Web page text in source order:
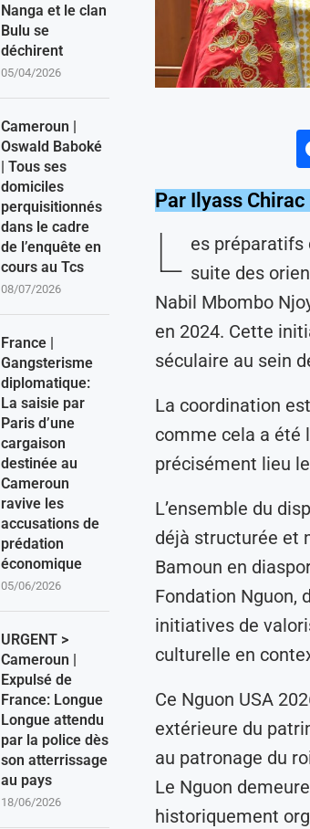
Par Ilyass
L es préparatifs
suite des
Nabil Mbombo
en 2024. Cette
séculaire au sein
La coordination
comme cela a été
précisément lieu
L’ensemble du
déjà structurée et
Bamoun en
Fondation Nguon,
initiatives de
culturelle en
Ce Nguon USA
extérieure du
au patronage du
Le Nguon
historiquement
Nanga et le clan
Bulu se
déchirent
05/04/2026
Cameroun |
Oswald Baboké
| Tous ses
domiciles
perquisitionnés
dans le cadre
de l’enquête en
cours au Tcs
08/07/2026
France |
Gangsterisme
diplomatique:
La saisie par
Paris d’une
cargaison
destinée au
Cameroun
ravive les
accusations de
prédation
économique
05/06/2026
URGENT >
Cameroun |
Expulsé de
France: Longue
Longue attendu
par la police dès
son atterrissage
au pays
18/06/2026